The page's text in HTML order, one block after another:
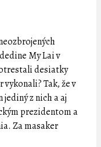
My Lai v
desiatky
Tak, že v
z nich a aj
prezidentom a
Za masaker